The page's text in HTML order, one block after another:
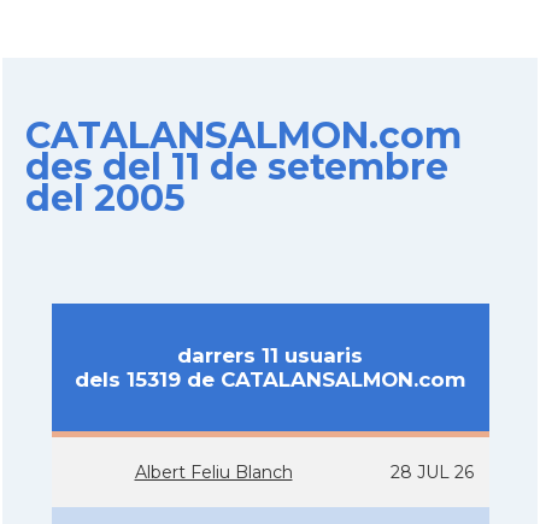
CATALANSALMON.com
des del 11 de setembre
del 2005
darrers 11 usuaris
dels 15319 de CATALANSALMON.com
Albert Feliu Blanch 28 JUL 26